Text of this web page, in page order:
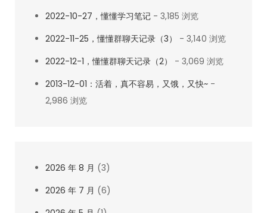
2022-10-27，懂懂学习笔记 - 3,185 浏览
2022-11-25，懂懂群聊天记录（3）
- 3,140 浏览
2022-12-1，懂懂群聊天记录（2）
- 3,069 浏览
2013-12-01：活着，真不容易，又饿，又快~ -
2,986 浏览
2026 年 8 月 (3)
2026 年 7 月 (6)